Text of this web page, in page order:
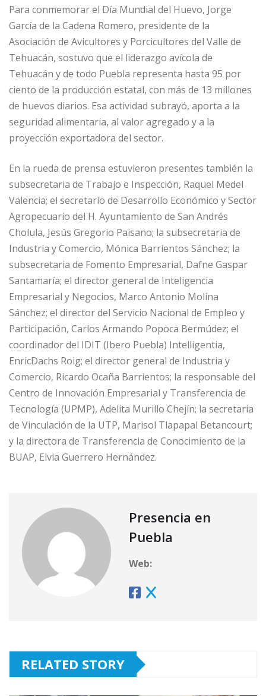
Para conmemorar el Día Mundial del Huevo, Jorge
García de la Cadena Romero, presidente de la
Asociación de Avicultores y Porcicultores del Valle de
Tehuacán, sostuvo que el liderazgo avícola de
Tehuacán y de todo Puebla representa hasta 95 por
ciento de la producción estatal, con más de 13 millones
de huevos diarios. Esa actividad subrayó, aporta a la
seguridad alimentaria, al valor agregado y a la
proyección exportadora del sector.
En la rueda de prensa estuvieron presentes también la
subsecretaria de Trabajo e Inspección, Raquel Medel
Valencia; el secretario de Desarrollo Económico y Sector
Agropecuario del H. Ayuntamiento de San Andrés
Cholula, Jesús Gregorio Paisano; la subsecretaria de
Industria y Comercio, Mónica Barrientos Sánchez; la
subsecretaria de Fomento Empresarial, Dafne Gaspar
Santamaría; el director general de Inteligencia
Empresarial y Negocios, Marco Antonio Molina
Sánchez; el director del Servicio Nacional de Empleo y
Participación, Carlos Armando Popoca Bermúdez; el
coordinador del IDIT (Ibero Puebla) Intelligentia,
EnricDachs Roig; el director general de Industria y
Comercio, Ricardo Ocaña Barrientos; la responsable del
Centro de Innovación Empresarial y Transferencia de
Tecnología (UPMP), Adelita Murillo Chejín; la secretaria
de Vinculación de la UTP, Marisol Tlapapal Betancourt;
y la directora de Transferencia de Conocimiento de la
BUAP, Elvia Guerrero Hernández.
Presencia en
Puebla
Web:
RELATED STORY